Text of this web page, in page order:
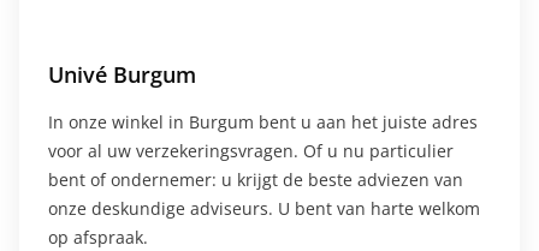
Univé Burgum
In onze winkel in Burgum bent u aan het juiste adres
voor al uw verzekeringsvragen. Of u nu particulier
bent of ondernemer: u krijgt de beste adviezen van
onze deskundige adviseurs. U bent van harte welkom
op afspraak.​